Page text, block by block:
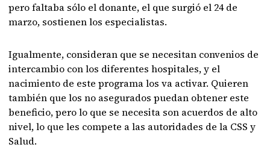
pero faltaba sólo el donante, el que surgió el 24 de
marzo, sostienen los especialistas.
Igualmente, consideran que se necesitan convenios de
intercambio con los diferentes hospitales, y el
nacimiento de este programa los va activar. Quieren
también que los no asegurados puedan obtener este
beneficio, pero lo que se necesita son acuerdos de alto
nivel, lo que les compete a las autoridades de la CSS y
Salud.